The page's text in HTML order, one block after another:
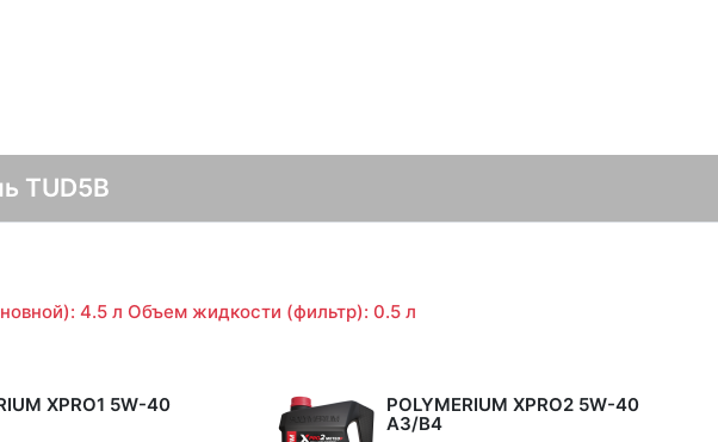
TUD5B
4.5 л Объем жидкости (фильтр): 0.5 л
XPRO1 5W-40
POLYMERIUM XPRO2 5W-40
A3/B4